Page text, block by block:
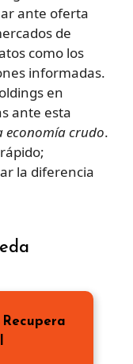
ante oferta
de
como los
informadas.
en
ante esta
economía crudo.
la diferencia